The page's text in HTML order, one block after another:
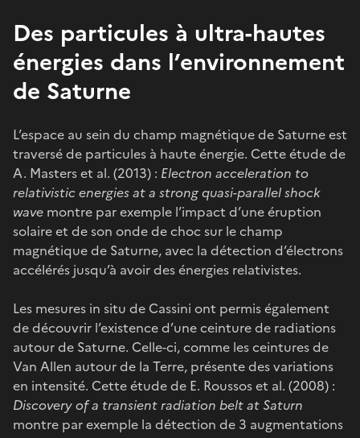
Des particules à ultra-hautes
énergies dans l’environnement
de Saturne
L’espace au sein du champ magnétique de Saturne est
traversé de particules à haute énergie. Cette étude de
A. Masters et al. (2013) : Electron acceleration to
relativistic energies at a strong quasi-parallel shock
wave montre par exemple l’impact d’une éruption
solaire et de son onde de choc sur le champ
magnétique de Saturne, avec la détection d’électrons
accélérés jusqu’à avoir des énergies relativistes.
Les mesures in situ de Cassini ont permis également
de découvrir l’existence d’une ceinture de radiations
autour de Saturne. Celle-ci, comme les ceintures de
Van Allen autour de la Terre, présente des variations
en intensité. Cette étude de E. Roussos et al. (2008) :
Discovery of a transient radiation belt at Saturn
montre par exemple la détection de 3 augmentations